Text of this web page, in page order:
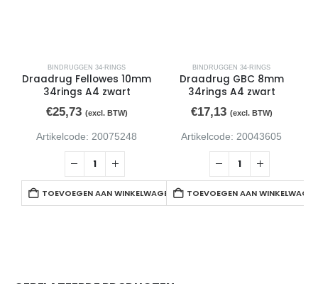
BINDRUGGEN 34-RINGS
Draadrug Fellowes 10mm
34rings A4 zwart
€25,73 (excl. BTW)
Artikelcode: 20075248
TOEVOEGEN AAN WINKELWAGEN
BINDRUGGEN 34-RINGS
Draadrug GBC 8mm
34rings A4 zwart
€17,13 (excl. BTW)
Artikelcode: 20043605
TOEVOEGEN AAN